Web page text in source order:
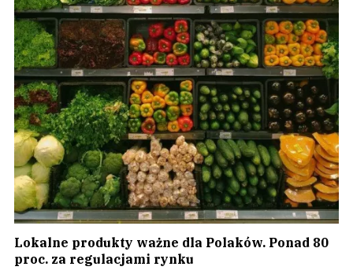
Lokalne produkty ważne dla Polaków. Ponad 80
proc. za regulacjami rynku